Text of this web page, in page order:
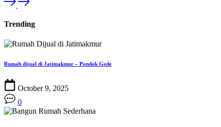
Trending
Rumah dijual di Jatimakmur – Pondok Gede
October 9, 2025
0